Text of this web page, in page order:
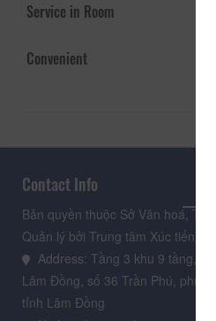
Service in Room
Convenient
Contact Info
Bản quyền thuộc Sở Văn hoá,
Quản lý bởi Trung tâm Xúc tiến Du
Address: Tầng 3 khu 9 tầng,
Lâm Đồng, số 36 Trần Phú,
tỉnh Lâm Đồng